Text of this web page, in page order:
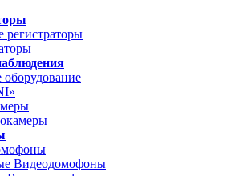
регистраторы
оборудование
Видеодомофоны